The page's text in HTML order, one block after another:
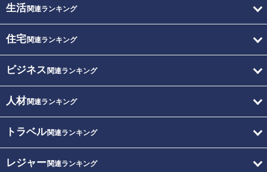
生活関連ランキング
住宅関連ランキング
ビジネス 関連ランキング
人材関連ランキング
トラベル関連ランキング
レジャー関連ランキング